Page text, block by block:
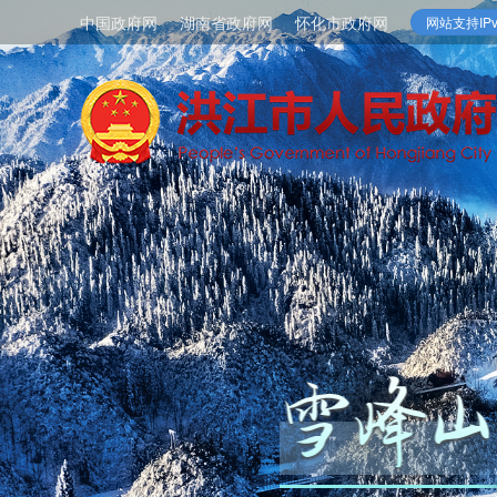
中国政府网 湖南省政府网 怀化市政府网 网站支持